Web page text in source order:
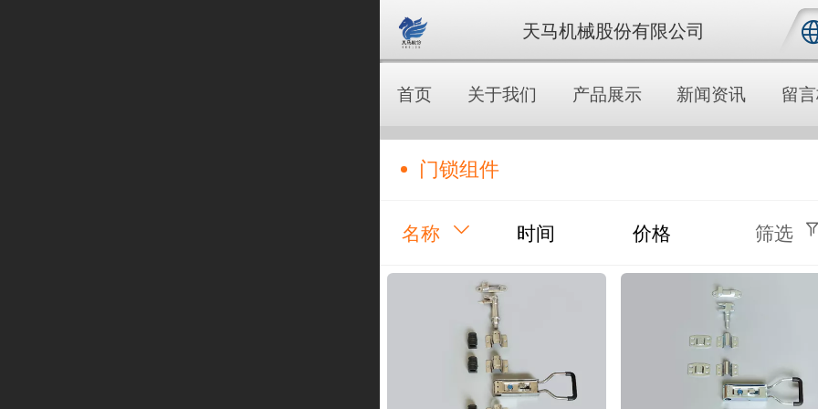
天马机械股份有限公司
中文
首页 关于我们 产品展示 新闻资讯 留
门锁组件
名称 时间 价格 筛选